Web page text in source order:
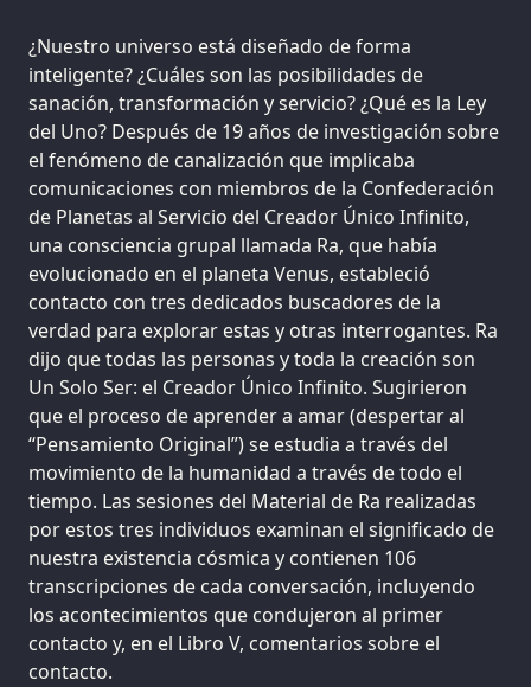
¿Nuestro universo está diseñado de forma
inteligente? ¿Cuáles son las posibilidades de
sanación, transformación y servicio? ¿Qué es la Ley
del Uno? Después de 19 años de investigación sobre
el fenómeno de canalización que implicaba
comunicaciones con miembros de la Confederación
de Planetas al Servicio del Creador Único Infinito,
una consciencia grupal llamada Ra, que había
evolucionado en el planeta Venus, estableció
contacto con tres dedicados buscadores de la
verdad para explorar estas y otras interrogantes. Ra
dijo que todas las personas y toda la creación son
Un Solo Ser: el Creador Único Infinito. Sugirieron
que el proceso de aprender a amar (despertar al
“Pensamiento Original”) se estudia a través del
movimiento de la humanidad a través de todo el
tiempo. Las sesiones del Material de Ra realizadas
por estos tres individuos examinan el significado de
nuestra existencia cósmica y contienen 106
transcripciones de cada conversación, incluyendo
los acontecimientos que condujeron al primer
contacto y, en el Libro V, comentarios sobre el
contacto.